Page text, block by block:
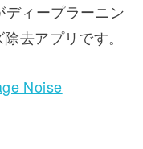
ィープラーニン
去アプリです。
Noise